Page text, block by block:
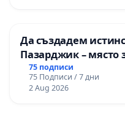
Да създадем
Пазарджик – място
любимци
75 подписи
75 Подписи / 7 дни
2 Aug 2026